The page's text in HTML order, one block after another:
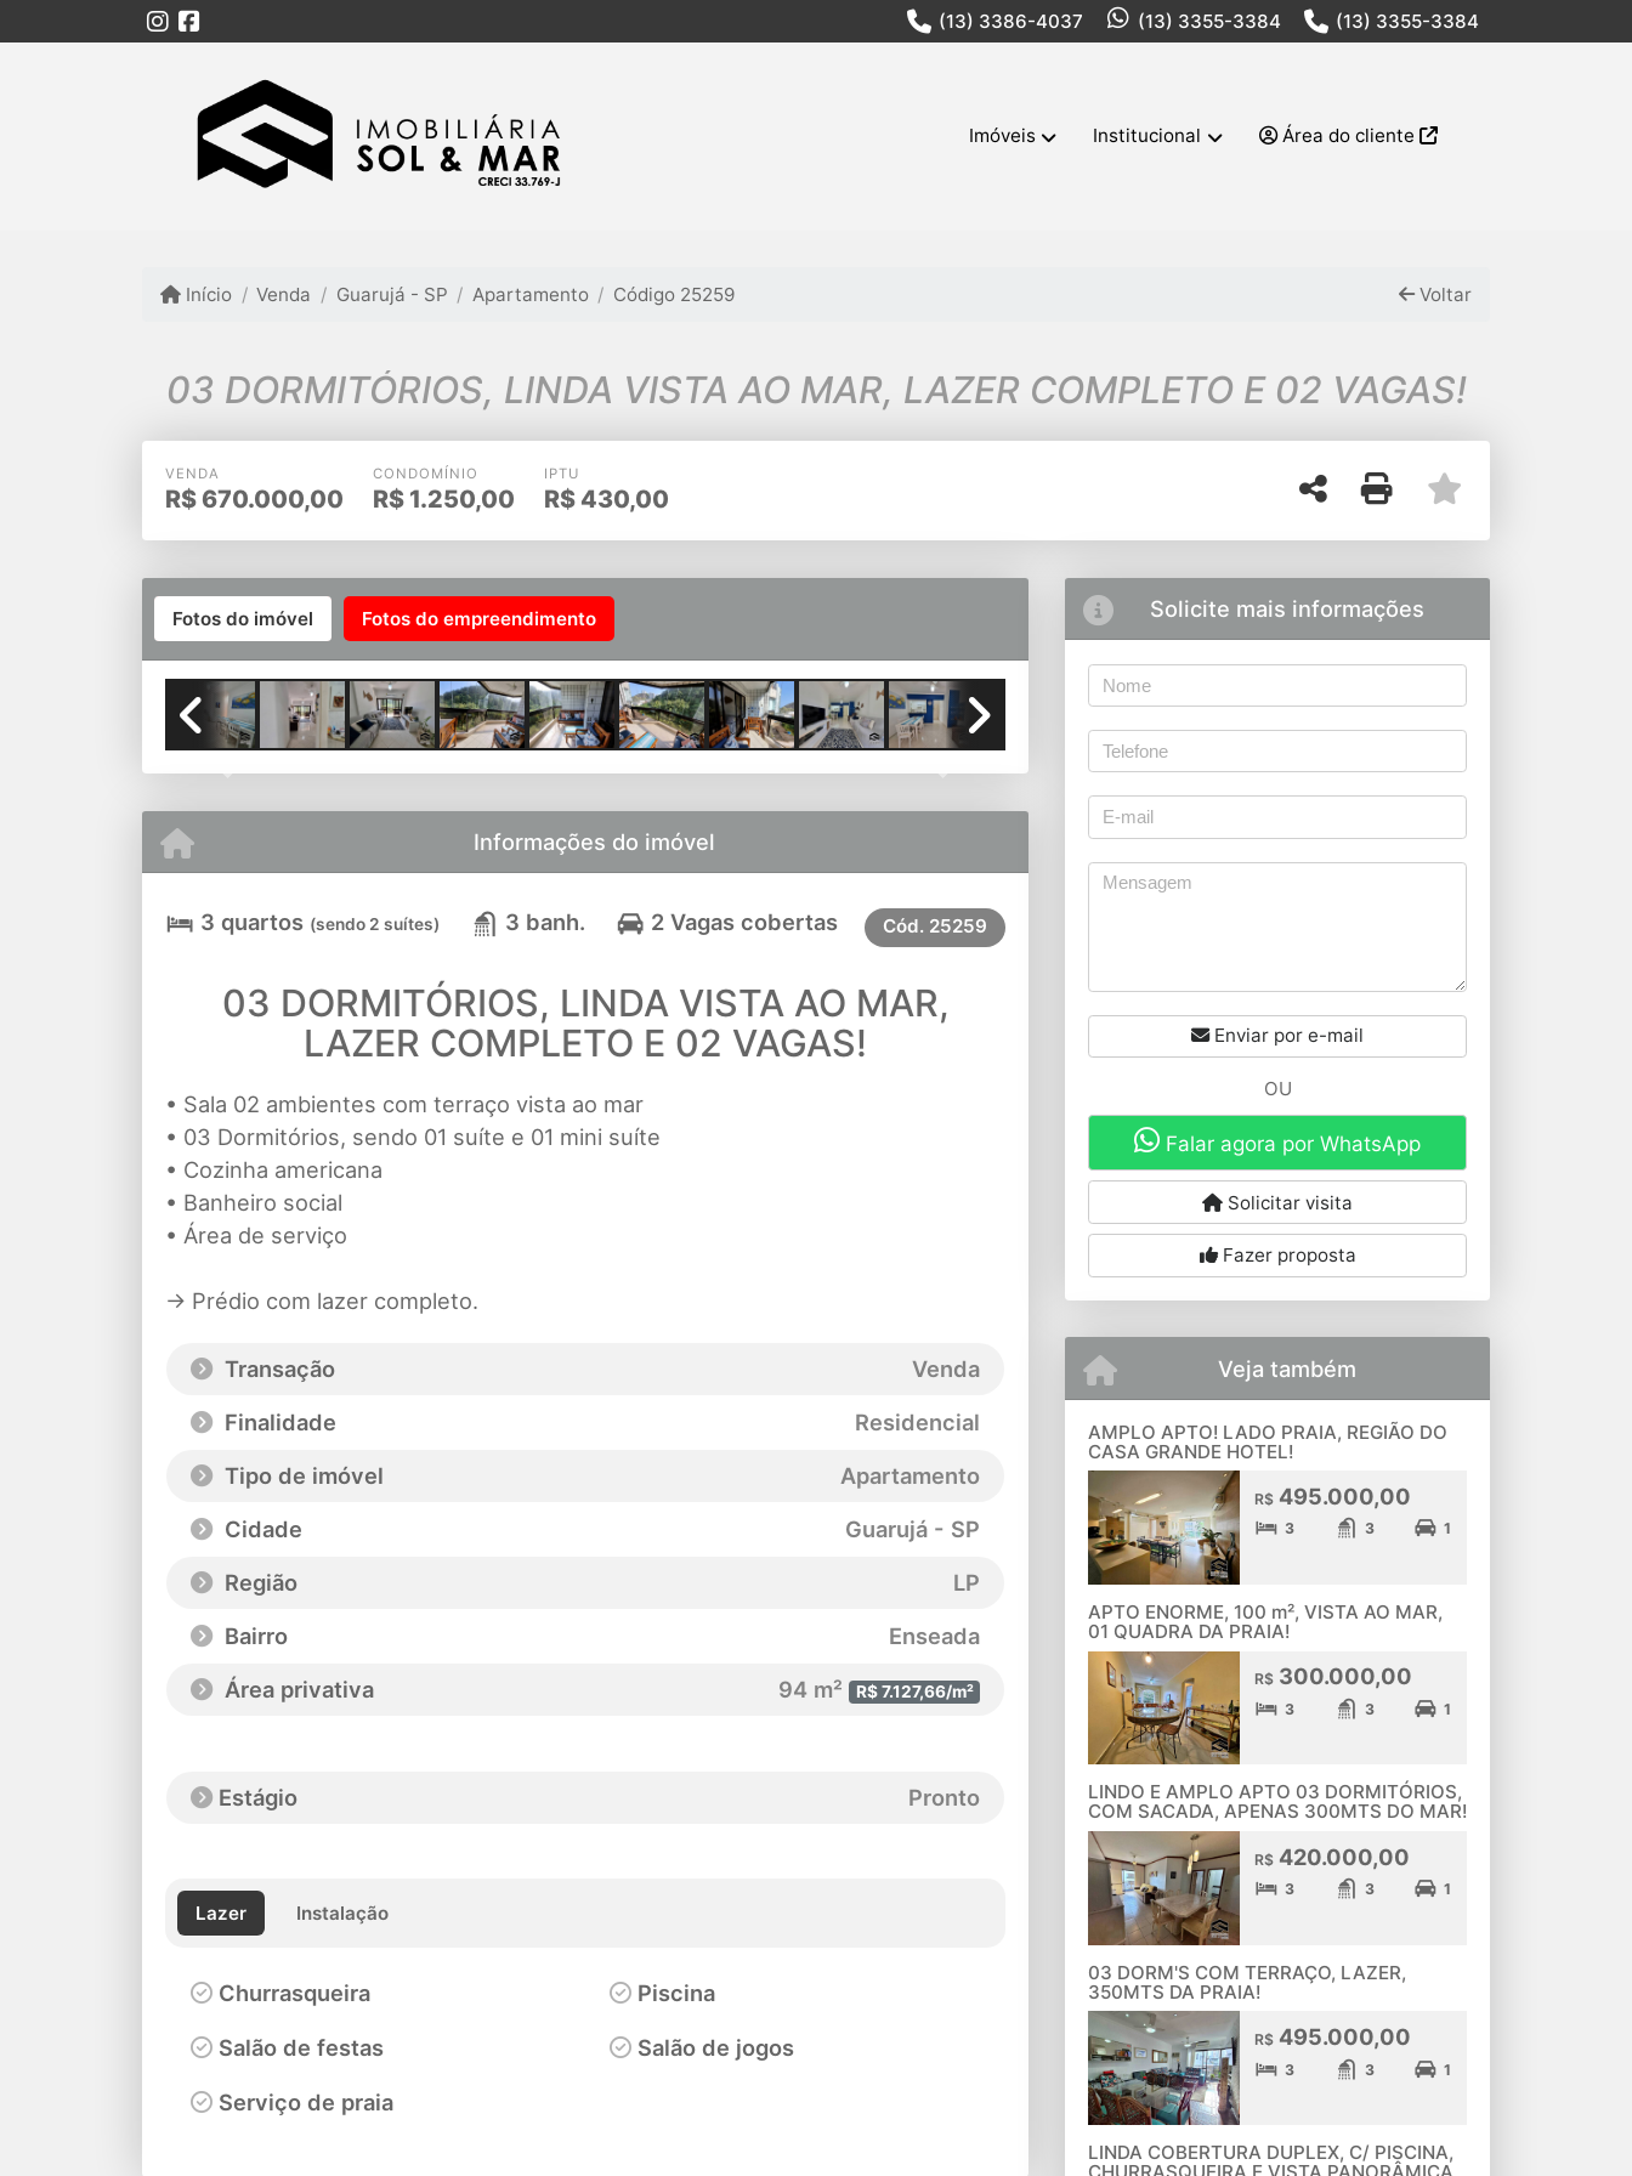
(13) 3386-4037 (13) 3355-3384 (13) 3355-3384
Imóveis Institucional Área do cliente
Início Venda Guarujá - SP Apartamento Código 25259 Voltar
03 DORMITÓRIOS, LINDA VISTA AO MAR, LAZER COMPLETO E 02 VAGAS!
VENDA
R$ 670.000,00
CONDOMÍNIO
R$ 1.250,00
IPTU
R$ 430,00
Fotos do imóvel Fotos do empreendimento
Informações do imóvel
3 quartos (sendo 2 suítes) 3 banh. 2 Vagas cobertas Cód. 25259
03 DORMITÓRIOS, LINDA VISTA AO MAR,
LAZER COMPLETO E 02 VAGAS!
• Sala 02 ambientes com terraço vista ao mar
• 03 Dormitórios, sendo 01 suíte e 01 mini suíte
• Cozinha americana
• Banheiro social
• Área de serviço
→ Prédio com lazer completo.
Transação
Venda
Finalidade
Residencial
Tipo de imóvel
Apartamento
Cidade
Guarujá - SP
Região
LP
Bairro
Enseada
Área privativa
94 m² R$ 7.127,66/m²
Estágio Pronto
Lazer Instalação
Churrasqueira Piscina
Salão de festas Salão de jogos
Serviço de praia
Solicite mais informações
Enviar por e-mail
OU
Falar agora por WhatsApp
Solicitar visita
Fazer proposta
Veja também
AMPLO APTO! LADO PRAIA, REGIÃO DO
CASA GRANDE HOTEL!
R$495.000,00
3 3 1
APTO ENORME, 100 m², VISTA AO MAR,
01 QUADRA DA PRAIA!
R$300.000,00
3 3 1
LINDO E AMPLO APTO 03 DORMITÓRIOS,
COM SACADA, APENAS 300MTS DO MAR!
R$420.000,00
3 3 1
03 DORM'S COM TERRAÇO, LAZER,
350MTS DA PRAIA!
R$495.000,00
3 3 1
LINDA COBERTURA DUPLEX, C/ PISCINA,